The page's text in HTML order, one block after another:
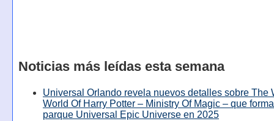
Noticias más leídas esta semana
Universal Orlando revela nuevos detalles sobre The
World Of Harry Potter – Ministry Of Magic – que
parque Universal Epic Universe en 2025